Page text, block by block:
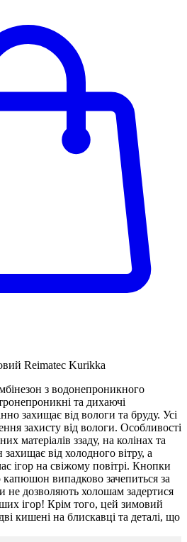
Reimatec Kurikka
з водонепроникного
та дихаючі
захищає від вологи та бруду. Усі
захисту від вологи. Особливості
матеріалів ззаду, на колінах та
від холодного вітру, а
ігор на свіжому повітрі. Кнопки
капюшон випадково зачепиться за
не дозволяють холошам задертися
ігор! Крім того, цей зимовий
кишені на блискавці та деталі, що